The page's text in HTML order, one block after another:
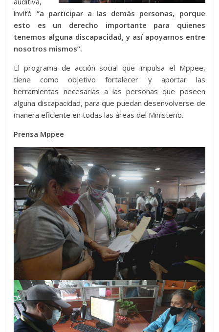
invitó “a participar a las demás personas, porque
esto es un derecho importante para quienes
tenemos alguna discapacidad, y así apoyarnos entre
nosotros mismos”.
El programa de acción social que impulsa el Mppee,
tiene como objetivo fortalecer y aportar las
herramientas necesarias a las personas que poseen
alguna discapacidad, para que puedan desenvolverse de
manera eficiente en todas las áreas del Ministerio.
Prensa Mppee